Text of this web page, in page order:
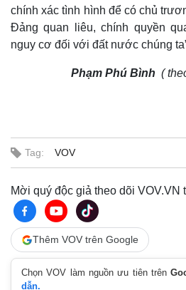
Sức khỏe
Dinh dưỡng - món ngon
Cây thuốc
Đời
chính xác tình hình để có chủ
Đảng quan liêu, chính quyền
nguy cơ đối với đất nước chúng
Phạm Phú Bình (
Tag: VOV
Mời quý độc giả theo dõi VOV.VN
Thêm VOV trên Google
Chọn VOV làm nguồn ưu tiên trên
dẫn.